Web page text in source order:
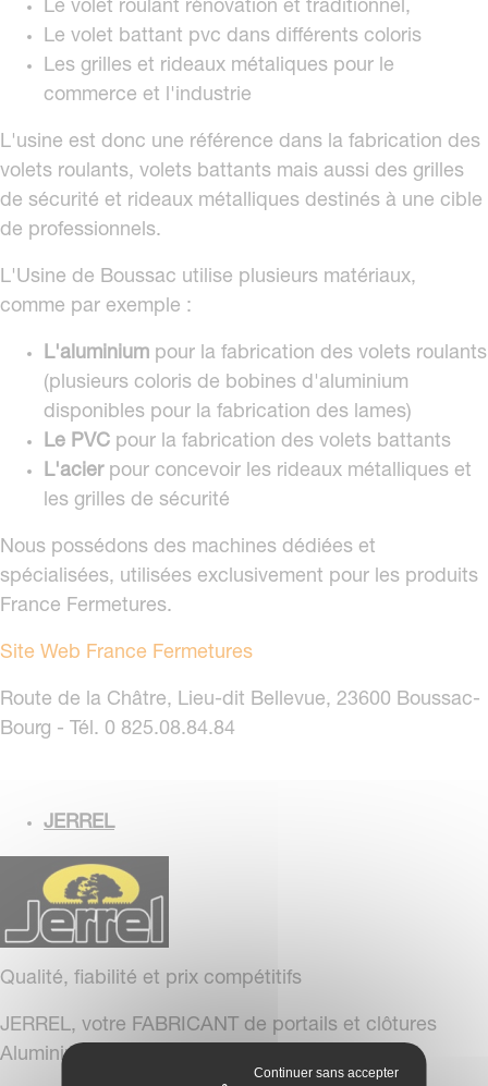
Le volet roulant rénovation et traditionnel,
Le volet battant pvc dans différents coloris
Les grilles et rideaux métaliques pour le
commerce et l'industrie
L'usine est donc une référence dans la fabrication des
volets roulants, volets battants mais aussi des grilles
de sécurité et rideaux métalliques destinés à une cible
de professionnels.
L'Usine de Boussac utilise plusieurs matériaux,
comme par exemple :
L'aluminium pour la fabrication des volets roulants
(plusieurs coloris de bobines d'aluminium
disponibles pour la fabrication des lames)
Le PVC pour la fabrication des volets battants
L'acier pour concevoir les rideaux métalliques et
les grilles de sécurité
Nous possédons des machines dédiées et
spécialisées, utilisées exclusivement pour les produits
France Fermetures.
Site Web France Fermetures
Route de la Châtre, Lieu-dit Bellevue, 23600 Boussac-
Bourg - Tél. 0 825.08.84.84
JERREL
Qualité, fiabilité et prix compétitifs
JERREL, votre FABRICANT de portails et clôtures
Aluminium et P.V.C.